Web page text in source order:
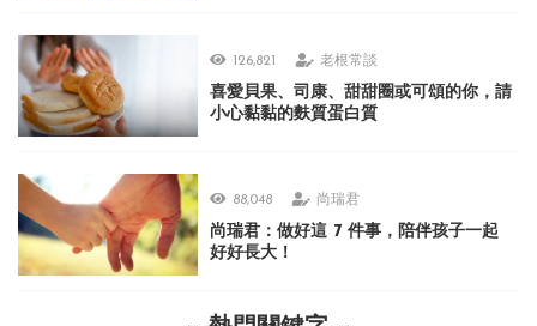
126,821 老根常談
喜愛貝果、司康、甜甜圈或可頌的你，請
小心黏黏的麩質蛋白質
88,048 尚瑞君
尚瑞君：做好這 7 件事，陪伴孩子一起
好好長大！